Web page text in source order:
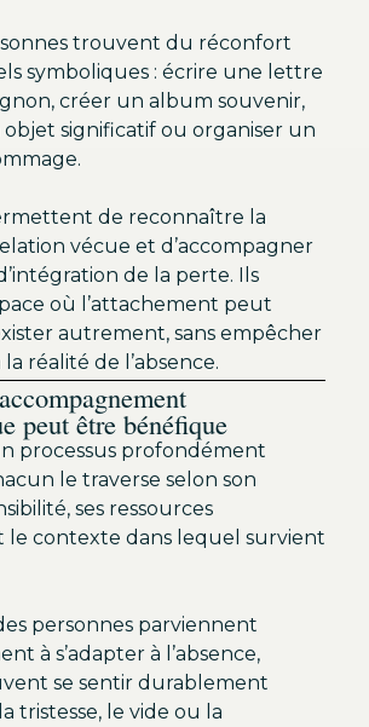
trouvent du réconfort
symboliques : écrire une lettre
créer un album souvenir,
significatif ou organiser un
de reconnaître la
vécue et d’accompagner
de la perte. Ils
où l’attachement peut
autrement, sans empêcher
la réalité de l’absence.
peut être bénéfique
processus profondément
le traverse selon son
ses ressources
le contexte dans lequel survient
personnes parviennent
à s’adapter à l’absence,
se sentir durablement
tristesse, le vide ou la